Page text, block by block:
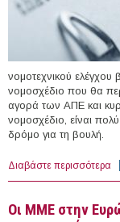
νομοτεχνικού ελέγχου
νομοσχέδιο που θα
αγορά των ΑΠΕ και
νομοσχέδιο, είναι
δρόμο για τη βουλή.
Διαβάστε περισσότερα
Οι ΜΜΕ στην